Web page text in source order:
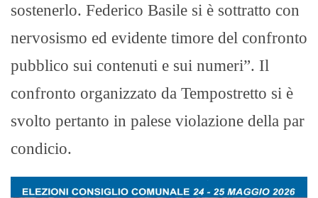
sostenerlo. Federico Basile si è sottratto con
nervosismo ed evidente timore del confronto
pubblico sui contenuti e sui numeri”. Il
confronto organizzato da Tempostretto si è
svolto pertanto in palese violazione della par
condicio.